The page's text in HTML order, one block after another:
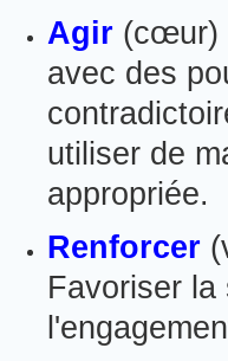
Agir (cœur)
avec des
utiliser de
appropriée.
Renforcer
Favoriser la